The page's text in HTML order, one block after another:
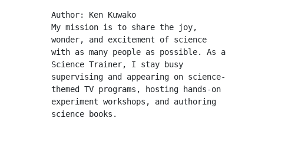
Author: Ken Kuwako
My mission is to share the joy,
wonder, and excitement of science
with as many people as possible. As a
Science Trainer, I stay busy
supervising and appearing on science-
themed TV programs, hosting hands-on
experiment workshops, and authoring
science books.